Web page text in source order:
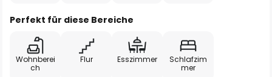
Perfekt für diese Bereiche
Wohnberei
ch
Flur Esszimmer
Schlafzim
mer